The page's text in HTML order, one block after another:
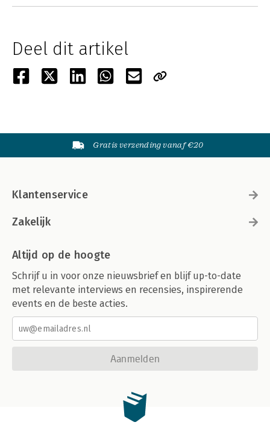
Deel dit artikel
Gratis verzending vanaf €20
Klantenservice
Zakelijk
Altijd op de hoogte
Schrijf u in voor onze nieuwsbrief en blijf up-to-date
met relevante interviews en recensies, inspirerende
events en de beste acties.
Aanmelden